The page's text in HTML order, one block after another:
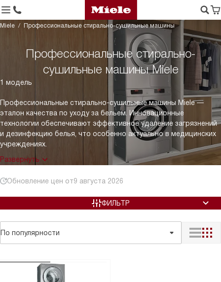
Miele Профессиональные стирально-сушильные машины
Профессиональные стирально-
сушильные машины Miele
1 модель
Профессиональные стирально-сушильные машины Miele —
эталон качества по уходу за бельем. Инновационные
технологии обеспечивают эффективное удаление загрязнений
и дезинфекцию белья, что особенно актуально в медицинских
учреждениях.
Развернуть
Обновление цен от9 августа 2026
ФИЛЬТР
По популярности